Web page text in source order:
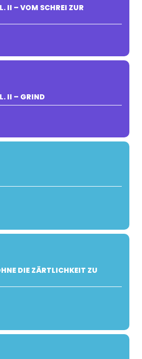
II – VOM SCHREI ZUR
II – GRIND
DIE ZÄRTLICHKEIT ZU